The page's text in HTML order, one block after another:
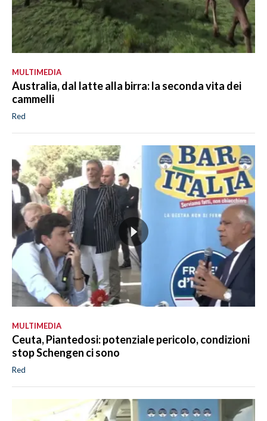
MULTIMEDIA
Australia, dal latte alla birra: la seconda vita dei
cammelli
Red
MULTIMEDIA
Ceuta, Piantedosi: potenziale pericolo, condizioni
stop Schengen ci sono
Red